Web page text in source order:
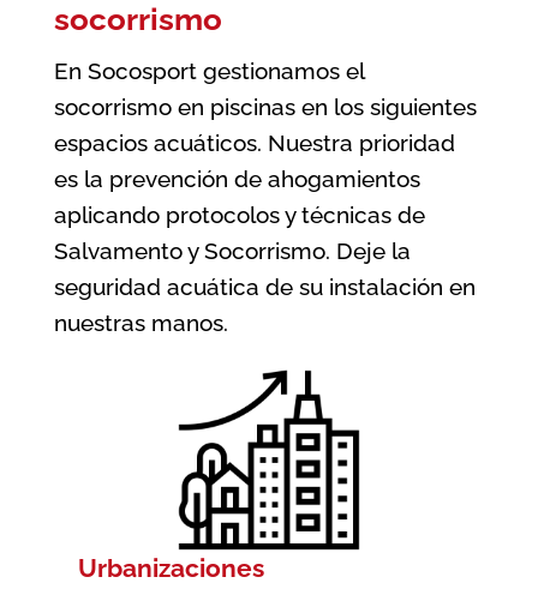
socorrismo
En Socosport gestionamos el
socorrismo en piscinas en los siguientes
espacios acuáticos. Nuestra prioridad
es la prevención de ahogamientos
aplicando protocolos y técnicas de
Salvamento y Socorrismo. Deje la
seguridad acuática de su instalación en
nuestras manos.
Urbanizaciones